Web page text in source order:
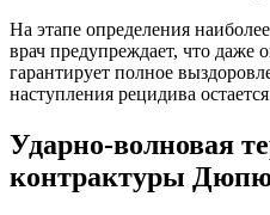
На этапе определения
врач предупреждает, что даже
гарантирует полное
наступления рецидива
Ударно-волновая
контрактуры